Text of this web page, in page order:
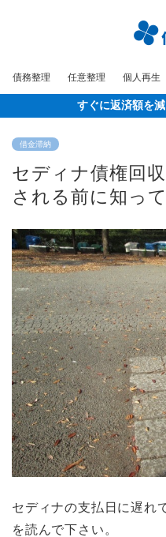
債務整理 任意整理 個人再生
すぐに返済額を
借金滞納
セディナ債権回
される前に知っ
セディナの支払日に遅れ
を読んで下さい。